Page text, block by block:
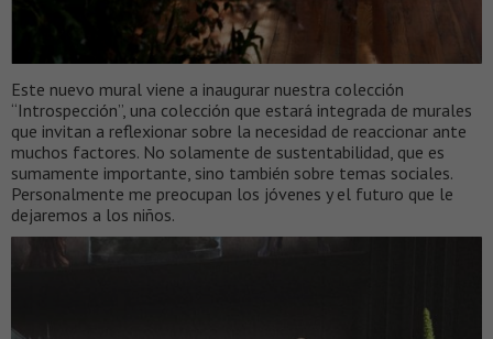
Este nuevo mural viene a inaugurar nuestra colección
“Introspección”, una colección que estará integrada de murales
que invitan a reflexionar sobre la necesidad de reaccionar ante
muchos factores. No solamente de sustentabilidad, que es
sumamente importante, sino también sobre temas sociales.
Personalmente me preocupan los jóvenes y el futuro que le
dejaremos a los niños.